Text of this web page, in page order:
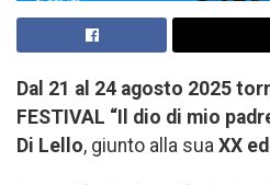
Dal 21 al 24 agosto 2025
FESTIVAL “Il dio di mio
Di Lello, giunto alla sua XX